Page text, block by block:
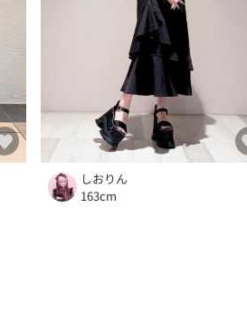
しおりん
163cm